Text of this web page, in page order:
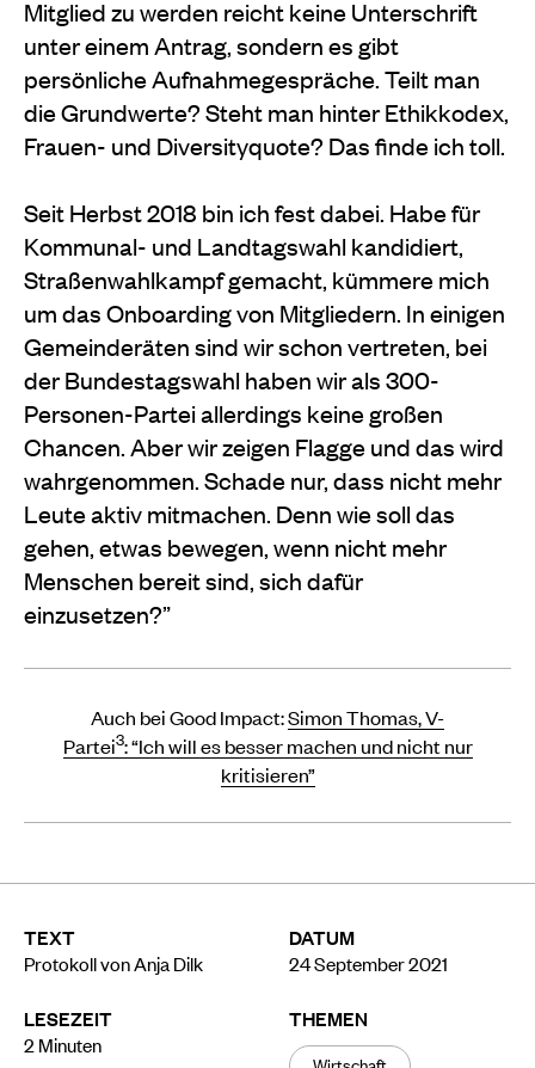
TEXT
Protokoll von Anja Dilk
LESEZEIT
2 Minuten
DATUM
24 September 2021
THEMEN
Mitglied zu werden reicht keine Unterschrift
unter einem Antrag, sondern es gibt
persönliche Aufnahmegespräche. Teilt man
die Grundwerte? Steht man hinter Ethikkodex,
Frauen- und Diversityquote? Das finde ich toll.
Seit Herbst 2018 bin ich fest dabei. Habe für
Kommunal- und Landtagswahl kandidiert,
Straßenwahlkampf gemacht, kümmere mich
um das Onboarding von Mitgliedern. In einigen
Gemeinderäten sind wir schon vertreten, bei
der Bundestagswahl haben wir als 300-
Personen-Partei allerdings keine großen
Chancen. Aber wir zeigen Flagge und das wird
wahrgenommen. Schade nur, dass nicht mehr
Leute aktiv mitmachen. Denn wie soll das
gehen, etwas bewegen, wenn nicht mehr
Menschen bereit sind, sich dafür
einzusetzen?”
Auch bei Good Impact:Simon Thomas, V-
Partei3: “Ich will es besser machen und nicht nur
kritisieren”